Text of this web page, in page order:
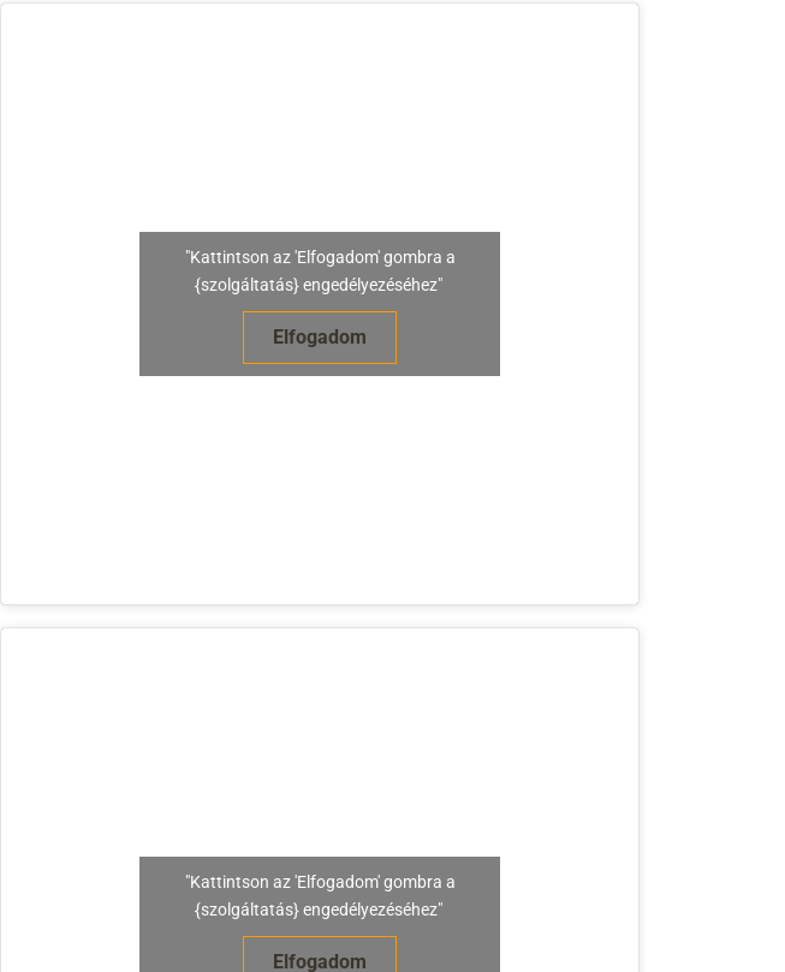
"Kattintson az 'Elfogadom' gombra a
{szolgáltatás} engedélyezéséhez"
Elfogadom
"Kattintson az 'Elfogadom' gombra a
{szolgáltatás} engedélyezéséhez"
Elfogadom